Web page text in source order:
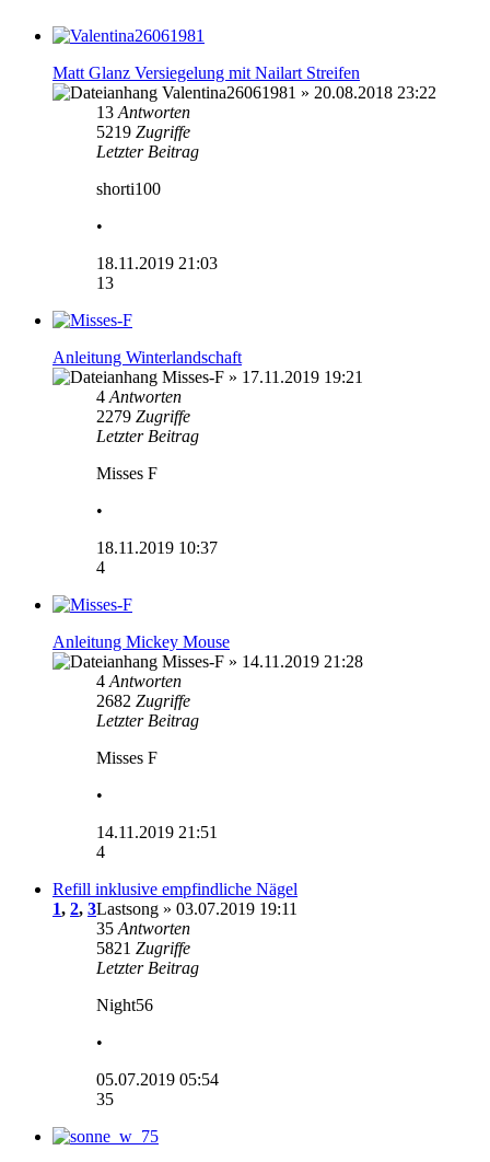
Matt Glanz Versiegelung mit Nailart Streifen
Valentina26061981 » 20.08.2018 23:22
13 Antworten
5219 Zugriffe
Letzter Beitrag
shorti100
•
18.11.2019 21:03
13
Anleitung Winterlandschaft
Misses-F » 17.11.2019 19:21
4 Antworten
2279 Zugriffe
Letzter Beitrag
Misses F
•
18.11.2019 10:37
4
Anleitung Mickey Mouse
Misses-F » 14.11.2019 21:28
4 Antworten
2682 Zugriffe
Letzter Beitrag
Misses F
•
14.11.2019 21:51
4
Refill inklusive empfindliche Nägel
1, 2, 3Lastsong » 03.07.2019 19:11
35 Antworten
5821 Zugriffe
Letzter Beitrag
Night56
•
05.07.2019 05:54
35